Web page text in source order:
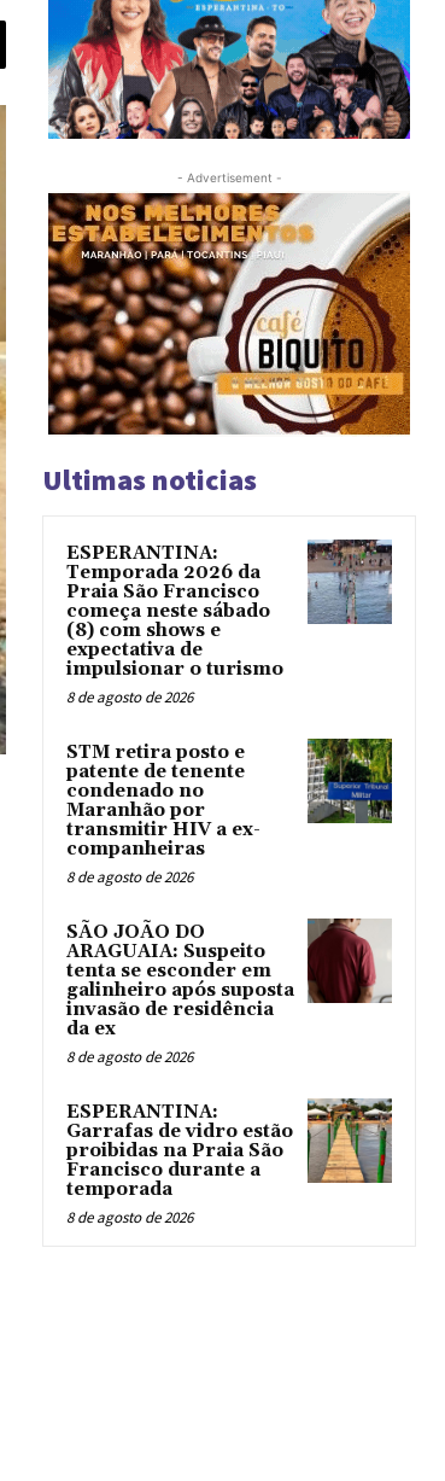
- Advertisement -
Ultimas noticias
ESPERANTINA:
Temporada 2026 da
Praia São Francisco
começa neste sábado
(8) com shows e
expectativa de
impulsionar o turismo
8 de agosto de 2026
STM retira posto e
patente de tenente
condenado no
Maranhão por
transmitir HIV a ex-
companheiras
8 de agosto de 2026
SÃO JOÃO DO
ARAGUAIA: Suspeito
tenta se esconder em
galinheiro após suposta
invasão de residência
da ex
8 de agosto de 2026
ESPERANTINA:
Garrafas de vidro estão
proibidas na Praia São
Francisco durante a
temporada
8 de agosto de 2026